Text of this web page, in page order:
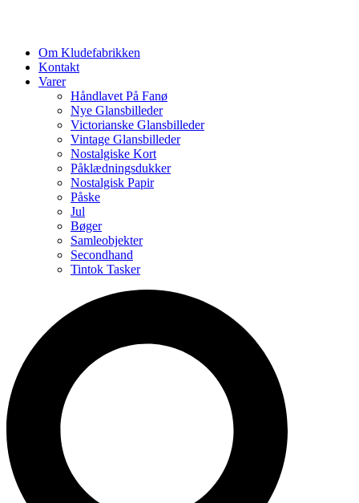
Om Kludefabrikken
Kontakt
Varer
Håndlavet På Fanø
Nye Glansbilleder
Victorianske Glansbilleder
Vintage Glansbilleder
Nostalgiske Kort
Påklædningsdukker
Nostalgisk Papir
Påske
Jul
Bøger
Samleobjekter
Secondhand
Tintok Tasker